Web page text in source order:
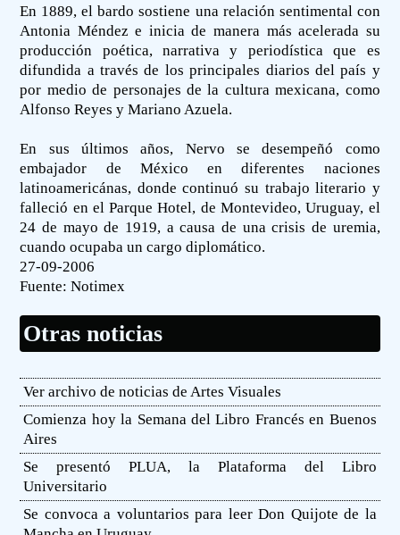
En 1889, el bardo sostiene una relación sentimental con
Antonia Méndez e inicia de manera más acelerada su
producción poética, narrativa y periodística que es
difundida a través de los principales diarios del país y
por medio de personajes de la cultura mexicana, como
Alfonso Reyes y Mariano Azuela.
En sus últimos años, Nervo se desempeñó como
embajador de México en diferentes naciones
latinoamericánas, donde continuó su trabajo literario y
falleció en el Parque Hotel, de Montevideo, Uruguay, el
24 de mayo de 1919, a causa de una crisis de uremia,
cuando ocupaba un cargo diplomático.
27-09-2006
Fuente:Notimex
Otras noticias
Ver archivo de noticias de Artes Visuales
Comienza hoy la Semana del Libro Francés en Buenos
Aires
Se presentó PLUA, la Plataforma del Libro
Universitario
Se convoca a voluntarios para leer Don Quijote de la